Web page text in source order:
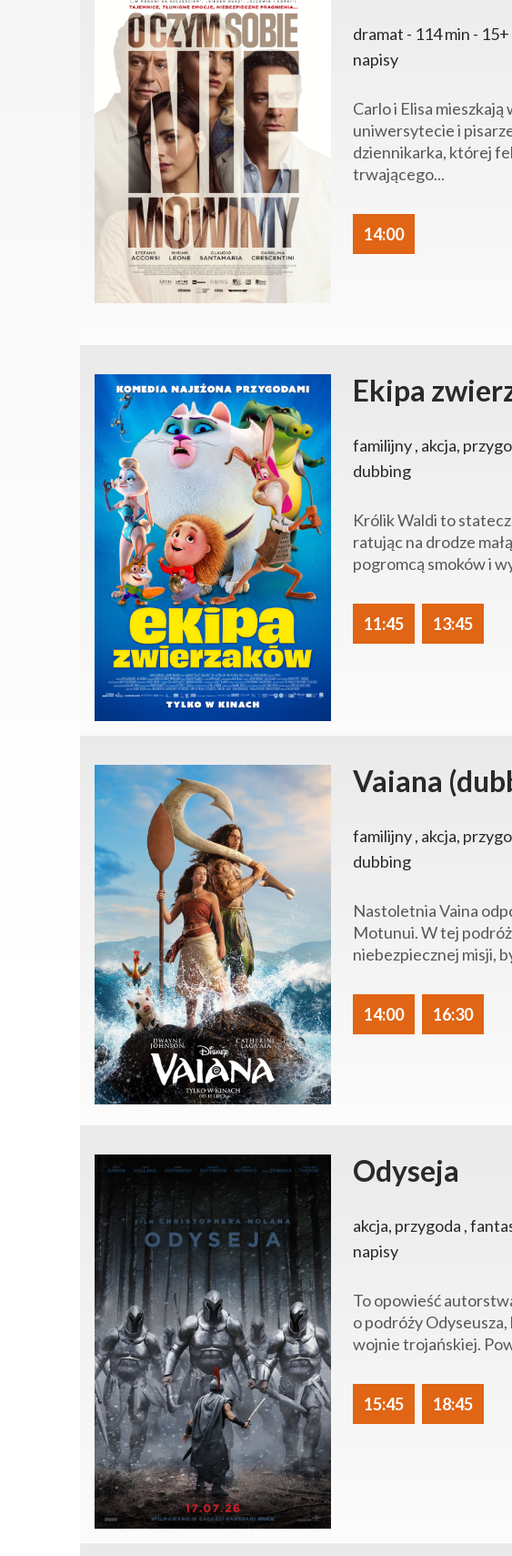
dramat - 114 min - 15+
napisy
Carlo i Elisa
uniwersytecie i
dziennikarka, której
trwającego...
14:00
Ekipa
familijny , akcja,
dubbing
Królik Waldi to
ratując na drodze
pogromcą smoków i
11:45 13:45
Vaiana
familijny , akcja,
dubbing
Nastoletnia Vaina
Motunui. W tej
niebezpiecznej misji,
14:00 16:30
Odyseja
akcja, przygoda ,
napisy
To opowieść
o podróży
wojnie trojańskiej.
15:45 18:45